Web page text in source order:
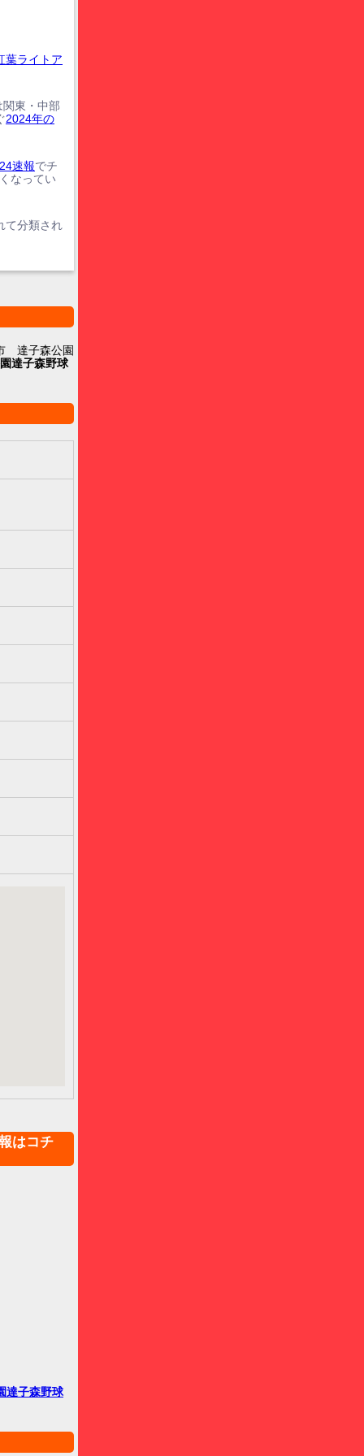
ライトア
東・中部
2024年の
速報でチ
なってい
て分類され
達子森公園
達子森野球
はコチ
達子森野球